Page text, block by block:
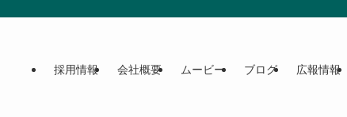
採用情報 会社概要 ムービー ブログ 広報情報